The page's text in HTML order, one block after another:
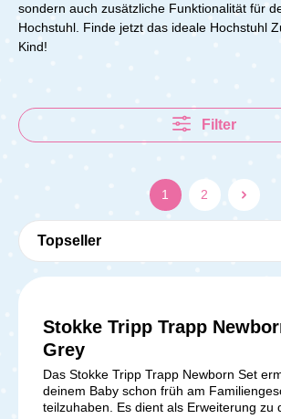
sondern auch zusätzliche Funktionalität für
Hochstuhl. Finde jetzt das ideale Hochstuhl
Kind!
Filter
1 2
Stokke Tripp Trapp
Grey
Das Stokke Tripp Trapp Newborn Set
deinem Baby schon früh am
teilzuhaben. Es dient als Erweiterung zu